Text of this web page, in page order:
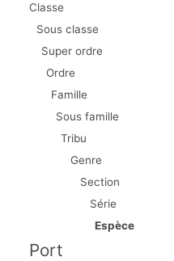
Classe
Sous classe
Super ordre
Ordre
Famille
Sous famille
Tribu
Genre
Section
Série
Espèce
Port